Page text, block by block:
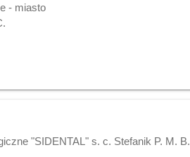
- miasto
"SIDENTAL" s. c. Stefanik P. M. B.